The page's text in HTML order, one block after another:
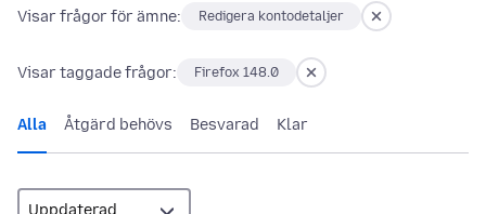
Visar frågor för ämne: Redigera kontodetaljer
Visar taggade frågor: Firefox 148.0
Alla Åtgärd behövs Besvarad Klar